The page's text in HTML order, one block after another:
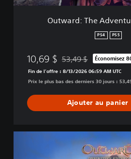
A
l
Outward: The
PS4 PS5
10,69 $ Remise par rapport
53,49 $ Économisez
Fin de l’offre : 8/13/2026 06:59 AM UTC
Prix le plus bas des derniers 30 jours :
Ajouter au panier